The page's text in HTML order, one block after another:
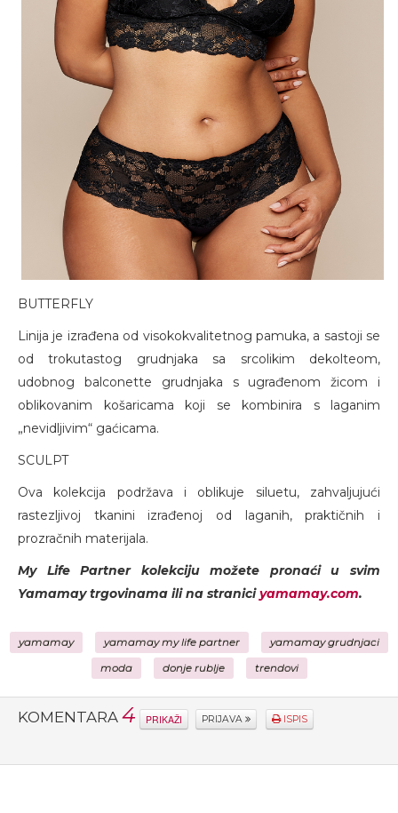
BUTTERFLY
Linija je izrađena od visokokvalitetnog pamuka, a sastoji se
od trokutastog grudnjaka sa srcolikim dekolteom,
udobnog balconette grudnjaka s ugrađenom žicom i
oblikovanim košaricama koji se kombinira s laganim
„nevidljivim“ gaćicama.
SCULPT
Ova kolekcija podržava i oblikuje siluetu, zahvaljujući
rastezljivoj tkanini izrađenoj od laganih, praktičnih i
prozračnih materijala.
My Life Partner kolekciju možete pronaći u svim
Yamamay trgovinama ili na straniciyamamay.com.
yamamay yamamay my life partner yamamay grudnjaci
moda donje rublje trendovi
KOMENTARA 4 PRIKAŽI PRIJAVA ISPIS